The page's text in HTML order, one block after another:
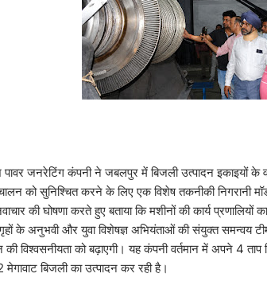
जनरेटिंग कंपनी ने जबलपुर में बिजली उत्पादन इकाइयों
को सुनिश्चित करने के लिए एक विशेष तकनीकी निगरानी
की घोषणा करते हुए बताया कि मशीनों की कार्य
के अनुभवी और युवा विशेषज्ञ अभियंताओं की संयुक्त समन्वय
की विश्वसनीयता को बढ़ाएगी। यह कंपनी वर्तमान में अपने 4
बिजली का उत्पादन कर रही है।